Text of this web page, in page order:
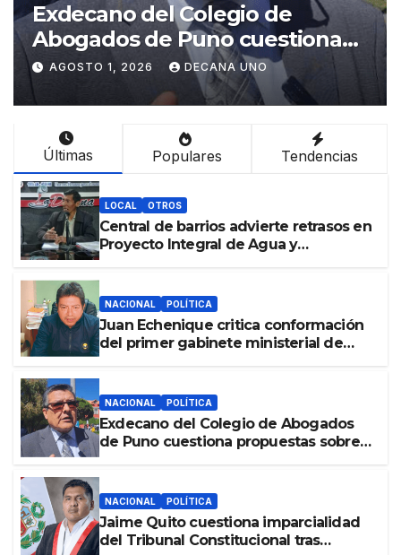
Jaime Quito cuestiona
imparcialidad del Tribunal
Constitucional tras liberación
de Ollanta Humala
AGOSTO 1, 2026 DECANA UNO
Últimas Populares Tendencias
LOCAL OTROS
Central de barrios advierte retrasos en
Proyecto Integral de Agua y
NACIONAL POLÍTICA
Juan Echenique critica conformación
del primer gabinete ministerial de
NACIONAL POLÍTICA
Exdecano del Colegio de Abogados
de Puno cuestiona propuestas sobre
NACIONAL POLÍTICA
Jaime Quito cuestiona imparcialidad
del Tribunal Constitucional tras